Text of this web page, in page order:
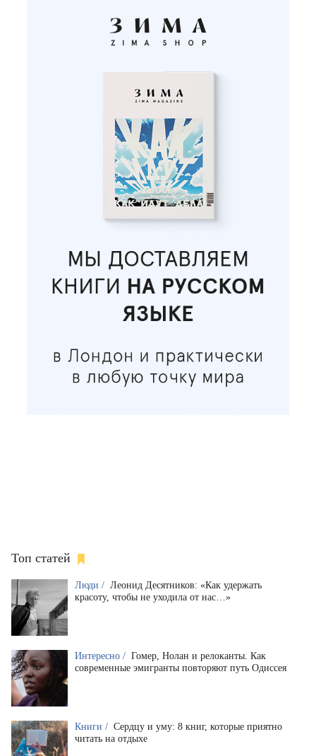
Топ статей
Люди / Леонид Десятников: «Как удержать
красоту, чтобы не уходила от нас…»
Интересно / Гомер, Нолан и релоканты. Как
современные эмигранты повторяют путь Одиссея
Книги / Сердцу и уму: 8 книг, которые приятно
читать на отдыхе